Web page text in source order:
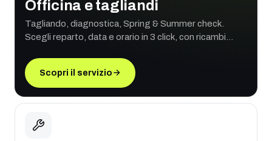
Officina e tagliandi
Tagliando, diagnostica, Spring & Summer check.
Scegli reparto, data e orario in 3 click, con ricambi
Scopri il servizio